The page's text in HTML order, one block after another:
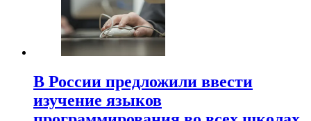
В России предложили ввести
изучение языков